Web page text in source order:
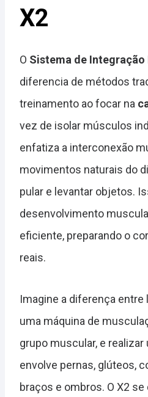
X2
O Sistema de Integração
diferencia de métodos
treinamento ao focar na
vez de isolar músculos
enfatiza a interconexão
movimentos naturais do
pular e levantar objetos.
desenvolvimento
eficiente, preparando o
reais.
Imagine a diferença
uma máquina de
grupo muscular, e
envolve pernas, glúteos,
braços e ombros. O X2